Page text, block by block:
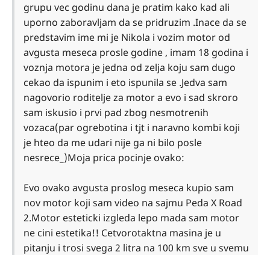
grupu vec godinu dana je pratim kako kad ali
uporno zaboravljam da se pridruzim .Inace da se
predstavim ime mi je Nikola i vozim motor od
avgusta meseca prosle godine , imam 18 godina i
voznja motora je jedna od zelja koju sam dugo
cekao da ispunim i eto ispunila se .Jedva sam
nagovorio roditelje za motor a evo i sad skroro
sam iskusio i prvi pad zbog nesmotrenih
vozaca(par ogrebotina i tjt i naravno kombi koji
je hteo da me udari nije ga ni bilo posle
nesrece_)Moja prica pocinje ovako:
Evo ovako avgusta proslog meseca kupio sam
nov motor koji sam video na sajmu Peda X Road
2.Motor esteticki izgleda lepo mada sam motor
ne cini estetika!! Cetvorotaktna masina je u
pitanju i trosi svega 2 litra na 100 km sve u svemu